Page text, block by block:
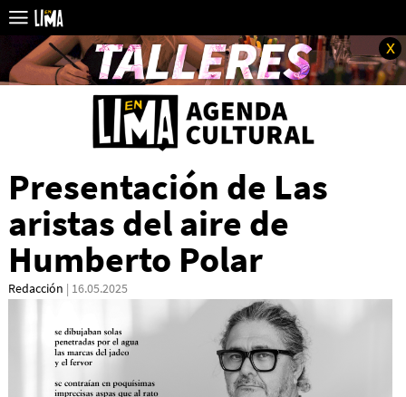
x
Presentación de Las
aristas del aire de
Humberto Polar
Redacción | 16.05.2025